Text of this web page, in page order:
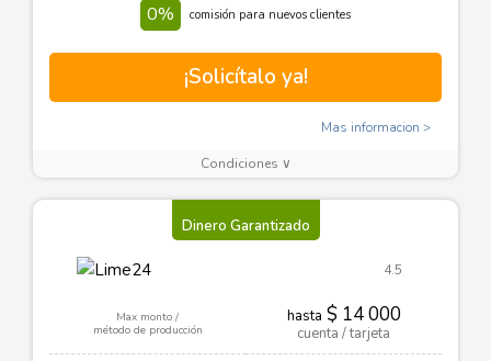
0% comisión para nuevos clientes
¡Solicítalo ya!
Mas informacion
Condiciones ∨
Dinero Garantizado
4.5
Max monto /
método de producción
hasta $ 14 000
cuenta / tarjeta